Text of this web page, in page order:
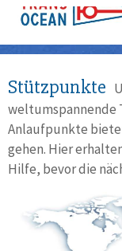
Stützpunkte
weltumspannende
Anlaufpunkte
gehen. Hier
Hilfe, bevor die